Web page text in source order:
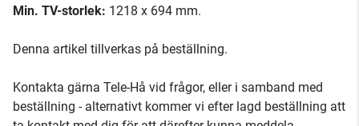
Min. TV-storlek: 1218 x 694 mm.
Denna artikel tillverkas på beställning.
Kontakta gärna Tele-Hå vid frågor, eller i samband med
beställning - alternativt kommer vi efter lagd beställning att